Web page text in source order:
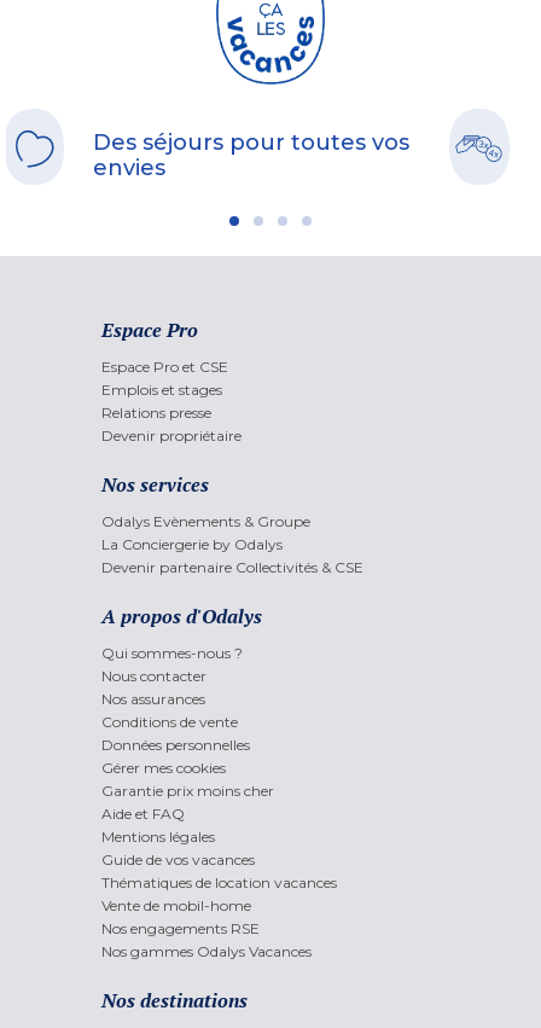
Des séjours pour toutes vos
envies
Espace Pro
Espace Pro et CSE
Emplois et stages
Relations presse
Devenir propriétaire
Nos services
Odalys Evènements & Groupe
La Conciergerie by Odalys
Devenir partenaire Collectivités & CSE
A propos d'Odalys
Qui sommes-nous ?
Nous contacter
Nos assurances
Conditions de vente
Données personnelles
Gérer mes cookies
Garantie prix moins cher
Aide et FAQ
Mentions légales
Guide de vos vacances
Thématiques de location vacances
Vente de mobil-home
Nos engagements RSE
Nos gammes Odalys Vacances
Nos destinations